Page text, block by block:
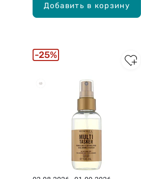
Добавить в корзину
25%